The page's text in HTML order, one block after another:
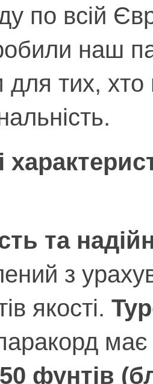
по всій
наш
тих, хто
та
з
якості.
має
фунтів